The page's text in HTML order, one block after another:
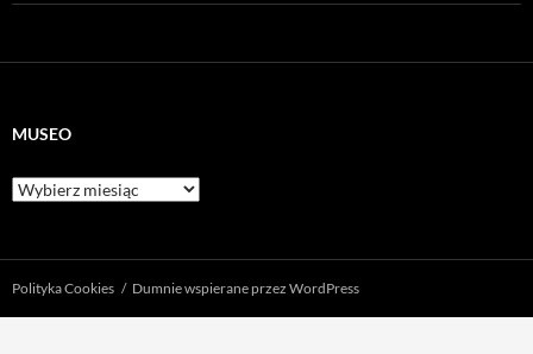
MUSEO
Museo
Polityka Cookies Dumnie wspierane przez WordPress